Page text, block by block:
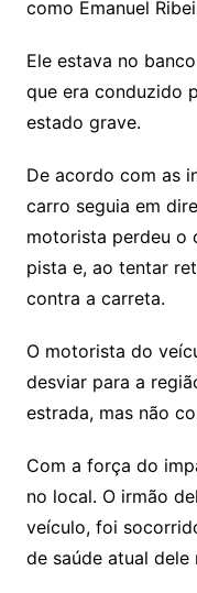
como Emanuel
Ele estava no
que era conduzido
estado grave.
De acordo com as
carro seguia em
motorista perdeu o
pista e, ao tentar
contra a carreta.
O motorista do
desviar para a
estrada, mas não
Com a força do
no local. O irmão
veículo, foi
de saúde atual